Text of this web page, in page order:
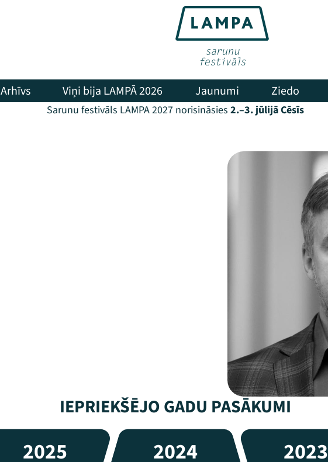
Arhīvs Viņi bija LAMPĀ 2026 Jaunumi Ziedo
Sarunu festivāls LAMPA 2027 norisināsies 2.–3. jūlijā Cēsīs
IEPRIEKŠĒJO GADU PASĀKUMI
2025 2024 2023